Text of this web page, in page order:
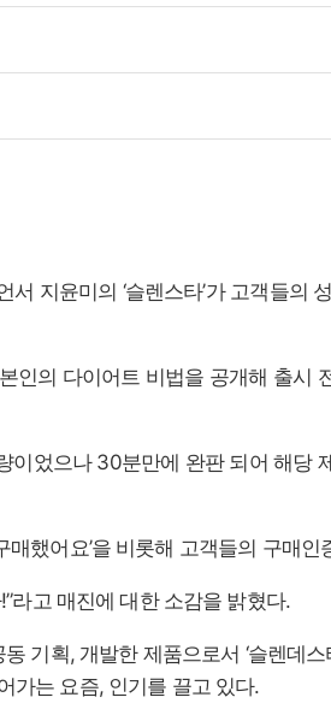
지윤미의 ‘슬렌스타’가 고객들의
인의 다이어트 비법을 공개해 출시
이었으나 30분만에 완판 되어 해당
매했어요’을 비롯해 고객들의 구매
라고 매진에 대한 소감을 밝혔다.
기획, 개발한 제품으로서 ‘슬렌데스
가는 요즘, 인기를 끌고 있다.